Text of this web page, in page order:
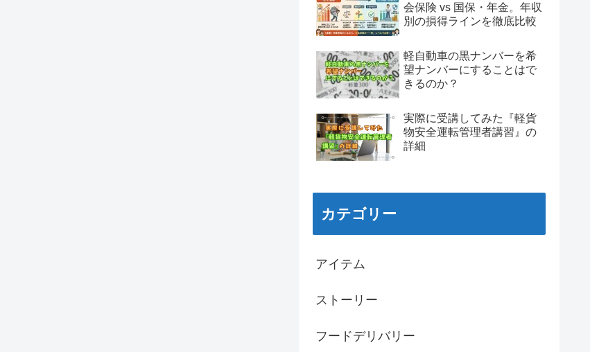
会保険 vs 国保・年金。年収
別の損得ラインを徹底比較
軽自動車の黒ナンバーを希
望ナンバーにすることはで
きるのか？
実際に受講してみた『軽貨
物安全運転管理者講習』の
詳細
カテゴリー
アイテム
ストーリー
フードデリバリー